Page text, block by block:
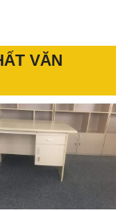
VĂN